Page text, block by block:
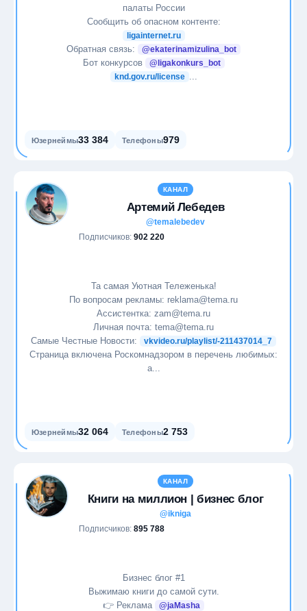
палаты России
Сообщить об опасном контенте:
ligainternet.ru
Обратная связь: @ekaterinamizulina_bot
Бот конкурсов
@ligakonkurs_bot
knd.gov.ru/license
Юзернеймы33 384 Телефоны979
КАНАЛ
Артемий Лебедев
@temalebedev
Подписчиков: 902 220
Та самая Уютная Тележенька!
По вопросам рекламы: reklama@tema.ru
Ассистентка: zam@tema.ru
Личная почта: tema@tema.ru
Самые Честные Новости:
vkvideo.ru/playlist/-211437014_7
Страница включена Роскомнадзором в перечень любимых:
a...
Юзернеймы32 064 Телефоны2 753
КАНАЛ
Книги на миллион | бизнес блог
@ikniga
Подписчиков: 895 788
Бизнес блог #1
Выжимаю книги до самой сути.
👉 Реклама
@jaMasha